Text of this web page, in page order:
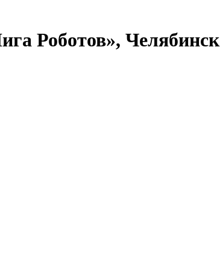
Роботов», Челябинск